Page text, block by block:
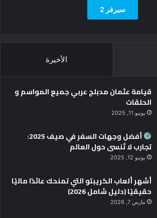
سيرفر 2
الأخيرة
قيامة عثمان مدبلج عربي جميع المواسم و
الحلقات
يونيو 11, 2025
أفضل وجهات السفر في صيف 2025:
تجارب لا تُنسى حول العالم
يونيو 12, 2025
أشهر ألعاب الكريبتو التي تمنحك عائدًا ماليًا
حقيقيًا (دليل شامل 2026)
مارس 7, 2026